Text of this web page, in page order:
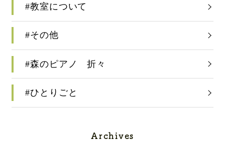
#教室について
#その他
#森のピアノ 折々
#ひとりごと
Archives